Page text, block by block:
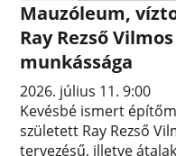
Mauzóleum,
Ray Rezső
munkássága
2026. július 11. 9:00
Kevésbé ismert
született Ray Rezső
tervezésű, illetve